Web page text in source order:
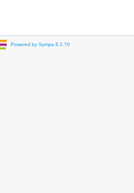
Powered by Sympa 6.2.70